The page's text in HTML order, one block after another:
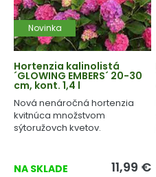
Novinka
Hortenzia kalinolistá
´GLOWING EMBERS´ 20-30
cm, kont. 1,4 l
Nová nenáročná hortenzia
kvitnúca množstvom
sýtoružovch kvetov.
NA SKLADE 11,99 €